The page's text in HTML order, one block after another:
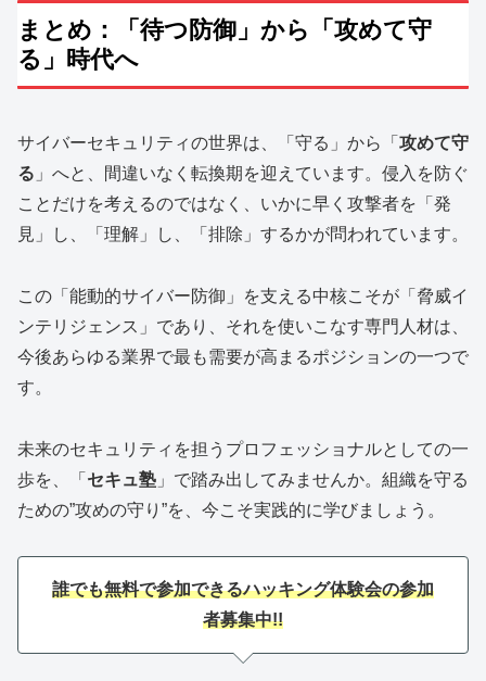
まとめ：「待つ防御」から「攻めて守
る」時代へ
サイバーセキュリティの世界は、「守る」から「 攻めて守
る 」へと、間違いなく転換期を迎えています。侵入を防ぐ
ことだけを考えるのではなく、いかに早く攻撃者を「発
見」し、「理解」し、「排除」するかが問われています。
この「能動的サイバー防御」を支える中核こそが「脅威イ
ンテリジェンス」であり、それを使いこなす専門人材は、
今後あらゆる業界で最も需要が高まるポジションの一つで
す。
未来のセキュリティを担うプロフェッショナルとしての一
歩を、「 セキュ塾 」で踏み出してみませんか。組織を守る
ための”攻めの守り”を、今こそ実践的に学びましょう。
誰でも無料で参加できるハッキング体験会の参加
者募集中!!